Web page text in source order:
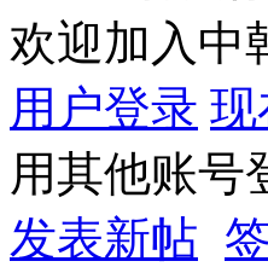
欢迎加入中
用户登录 现
用其他账号
发表新帖